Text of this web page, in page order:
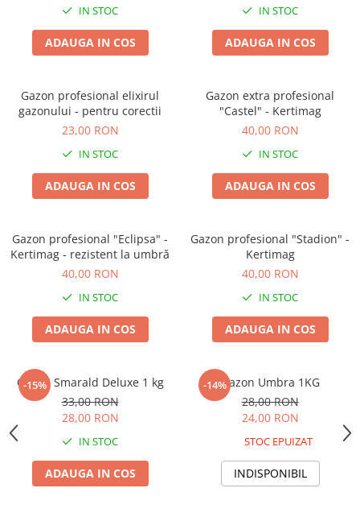
Seminte fasole
Seminte mazare
Seminte morcovi
Seminte plante aromatice
Seminte ridichi
Seminte rosii
Seminte salata
Seminte sfecla
Seminte telina
Seminte Vinete
Seminte zucchini
Seminte Legume Profesionale
Seminte pentru germinare
Pesticide
Adjuvant
BIO
Erbicid
IN STOC
ADAUGA IN COS
IN STOC
ADAUGA IN COS
Gazon profesional elixirul
gazonului - pentru corectii
23,00 RON
IN STOC
ADAUGA IN COS
Gazon extra profesional
"Castel" - Kertimag
40,00 RON
IN STOC
ADAUGA IN COS
Gazon profesional "Eclipsa" -
Kertimag - rezistent la umbră
40,00 RON
IN STOC
ADAUGA IN COS
Gazon profesional "Stadion" -
Kertimag
40,00 RON
IN STOC
ADAUGA IN COS
-15%
Gazon Smarald Deluxe 1 kg
33,00 RON
28,00 RON
IN STOC
ADAUGA IN COS
-14%Gazon Umbra 1KG
28,00 RON
24,00 RON
STOC EPUIZAT
INDISPONIBIL